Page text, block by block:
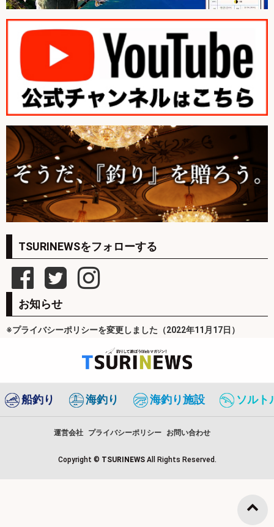
TSURINEWSをフォローする
お知らせ
※プライバシーポリシーを変更しました（2022年11月17日）
船釣り 海釣り 海釣り施設 ソルト
運営会社 プライバシーポリシー お問い合わせ
Copyright © TSURINEWS All Rights Reserved.